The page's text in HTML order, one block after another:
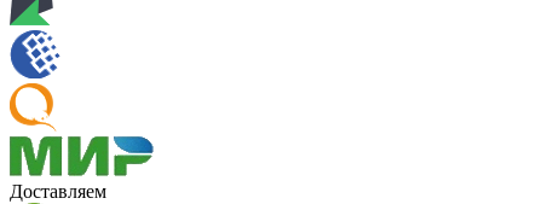
Доставляем